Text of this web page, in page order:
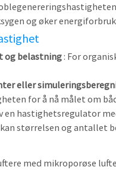
og øker
og belastning : For
eller
for å nå målet om
en hastighetsregulator
størrelsen og
med mikroporøse